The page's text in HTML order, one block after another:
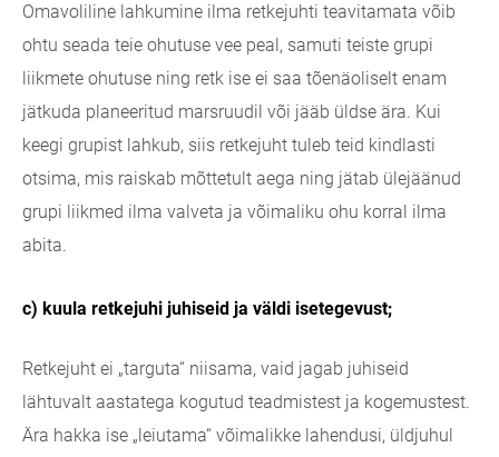
Omavoliline lahkumine ilma retkejuhti teavitamata võib
ohtu seada teie ohutuse vee peal, samuti teiste grupi
liikmete ohutuse ning retk ise ei saa tõenäoliselt enam
jätkuda planeeritud marsruudil või jääb üldse ära. Kui
keegi grupist lahkub, siis retkejuht tuleb teid kindlasti
otsima, mis raiskab mõttetult aega ning jätab ülejäänud
grupi liikmed ilma valveta ja võimaliku ohu korral ilma
abita.
c) kuula retkejuhi juhiseid ja väldi isetegevust;
Retkejuht ei „targuta“ niisama, vaid jagab juhiseid
lähtuvalt aastatega kogutud teadmistest ja kogemustest.
Ära hakka ise „leiutama“ võimalikke lahendusi, üldjuhul